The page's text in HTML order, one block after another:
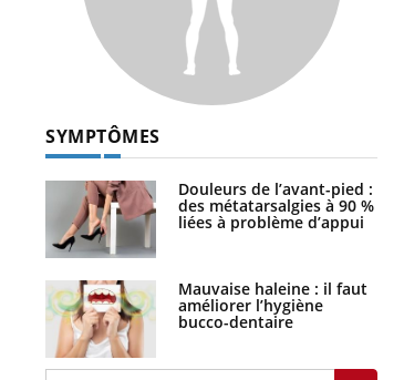
SYMPTÔMES
Douleurs de l’avant-pied :
des métatarsalgies à 90 %
liées à problème d’appui
Mauvaise haleine : il faut
améliorer l’hygiène
bucco-dentaire